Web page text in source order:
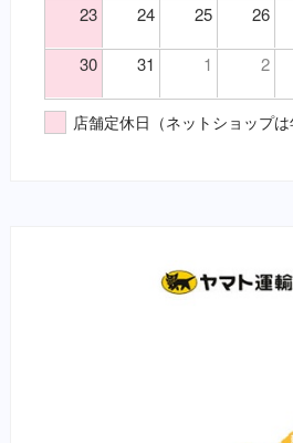
医薬品その他（要・犬
【総合栄養食】
栄養食（犬）
ブリスミックス（犬）
イティ iti（犬）
イティ iti（猫）
（胃）嘔吐
（胃）消化不良
（胃）食欲不振
（腎）尿毒症
（腎）腎不全
（魚）水草ＯＫ
23 24 25 26
30 31 1 2
店舗定休日（ネットショップは